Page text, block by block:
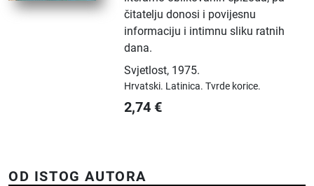
čitatelju donosi i povijesnu
informaciju i intimnu sliku ratnih
dana.
Svjetlost, 1975.
Hrvatski. Latinica.Tvrde korice.
2,74 €
OD ISTOG AUTORA